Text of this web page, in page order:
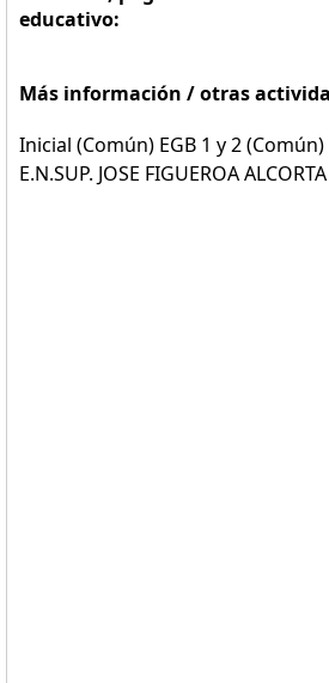
educativo:
Más información / otras
Inicial (Común) EGB 1 y 2
E.N.SUP. JOSE FIGUEROA ALCORTA